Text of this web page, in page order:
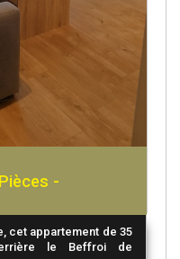
-
cet appartement de 35
le Beffroi de